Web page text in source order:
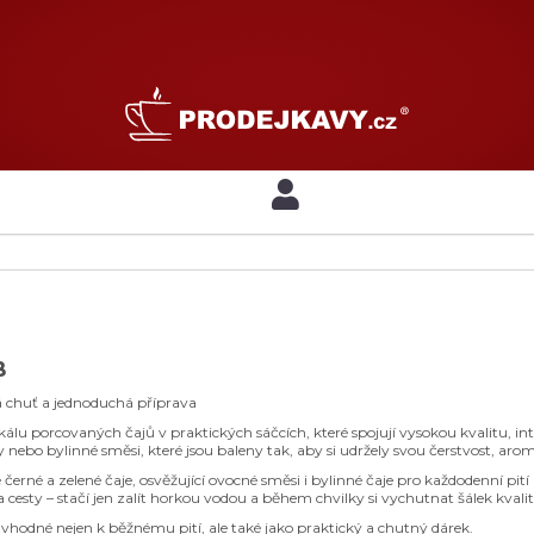
chuť a jednoduchá příprava
porcovaných čajů v praktických sáčcích, které spojují vysokou kvalitu,
nebo bylinné směsi, které jsou baleny tak, aby si udržely svou čerstvost,
černé a zelené čaje, osvěžující ovocné směsi i bylinné čaje pro každodenní
cesty – stačí jen zalít horkou vodou a během chvilky si vychutnat šálek
nejen k běžnému pití, ale také jako praktický a chutný dárek.